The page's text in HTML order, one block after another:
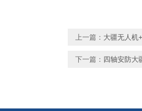
上一篇： 大疆无人机
下一篇： 四轴安防大